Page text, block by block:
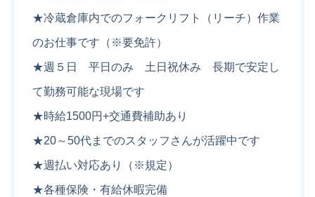
★冷蔵倉庫内でのフォークリフト（リーチ）作業
のお仕事です（※要免許）
★週５日 平日のみ 土日祝休み 長期で安定し
て勤務可能な現場です
★時給1500円+交通費補助あり
★20～50代までのスタッフさんが活躍中です
★週払い対応あり（※規定）
★各種保険・有給休暇完備